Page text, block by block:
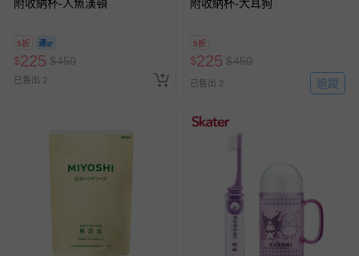
附收納杯-人魚漢頓
5折
$225 $450
已售出 2
附收納杯-大耳狗
5折
$225 $450
已售出 2 追蹤